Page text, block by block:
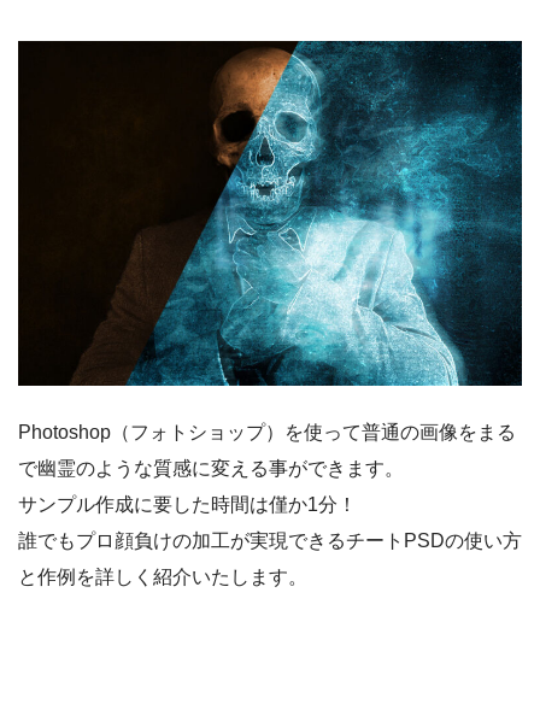
Photoshop（フォトショップ）を使って普通の画像をまる
で幽霊のような質感に変える事ができます。
サンプル作成に要した時間は僅か1分！
誰でもプロ顔負けの加工が実現できるチートPSDの使い方
と作例を詳しく紹介いたします。